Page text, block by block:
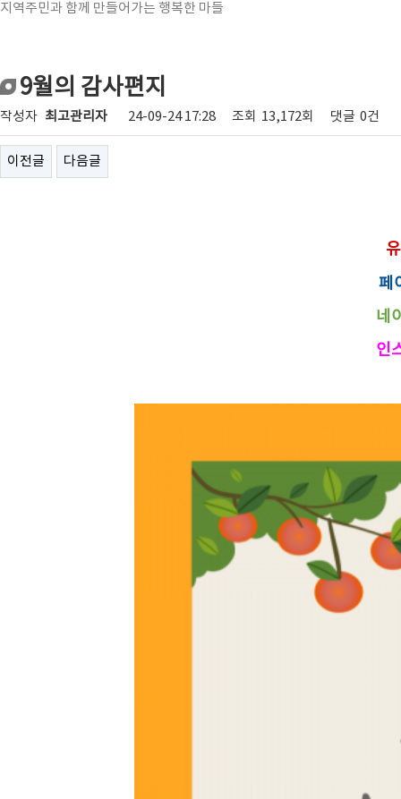
지역주민과 함께 만들어가는 행복한 마들
9월의 감사편지
작성자 최고관리자 24-09-24 17:28 조회 13,172회 댓글 0건
이전글 다음글
페
네
인